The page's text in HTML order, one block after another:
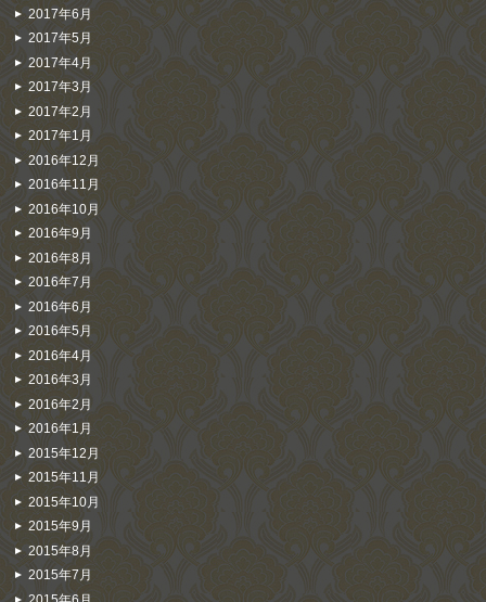
2017年6月
2017年5月
2017年4月
2017年3月
2017年2月
2017年1月
2016年12月
2016年11月
2016年10月
2016年9月
2016年8月
2016年7月
2016年6月
2016年5月
2016年4月
2016年3月
2016年2月
2016年1月
2015年12月
2015年11月
2015年10月
2015年9月
2015年8月
2015年7月